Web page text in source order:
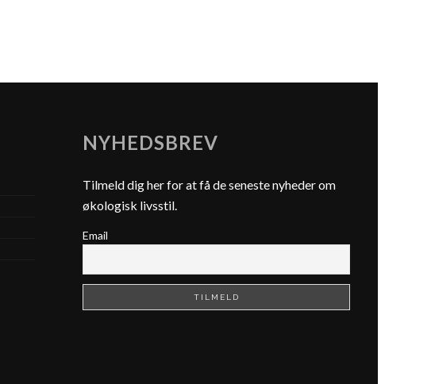
NYHEDSBREV
Tilmeld dig her for at få de seneste nyheder om
økologisk livsstil.
Email